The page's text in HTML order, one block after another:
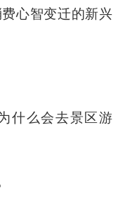
心智变迁的新兴
什么会去景区游